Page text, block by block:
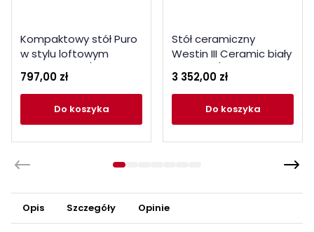
Kompaktowy stół Puro
w stylu loftowym
80x80
797,00 zł
do koszyka
Stół ceramiczny
Westin III Ceramic biały
(160-240)x90
3 352,00 zł
do koszyka
Opis Szczegóły Opinie